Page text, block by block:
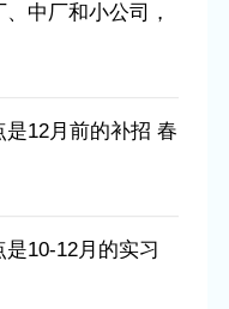
中厂和小公司，
12月前的补招 春
10-12月的实习